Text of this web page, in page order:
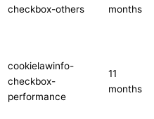
checkbox-others
months
cookielawinfo-
checkbox-
performance
11
months